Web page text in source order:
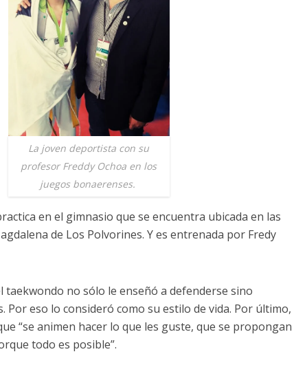
La joven deportista con su
profesor Freddy Ochoa en los
juegos bonaerenses.
en el gimnasio que se encuentra ubicada en las
de Los Polvorines. Y es entrenada por Fredy
taekwondo no sólo le enseñó a defenderse sino
Por eso lo consideró como su estilo de vida. Por último,
“se animen hacer lo que les guste, que se propongan
todo es posible”.